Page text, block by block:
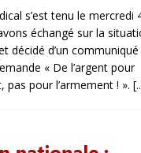
s’est tenu le mercredi
échangé sur la
décidé d’un
« De l’argent pour
pas pour l’armement ! ».